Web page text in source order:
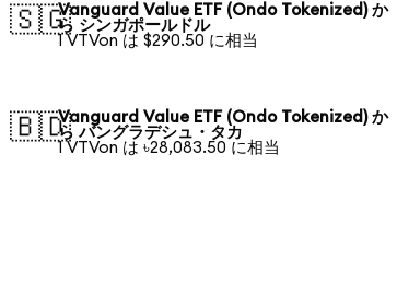
🇸🇬Vanguard Value ETF (Ondo Tokenized) か
ら シンガポールドル
1 VTVon は $290.50 に相当
🇧🇩Vanguard Value ETF (Ondo Tokenized) か
ら バングラデシュ・タカ
1 VTVon は ৳28,083.50 に相当